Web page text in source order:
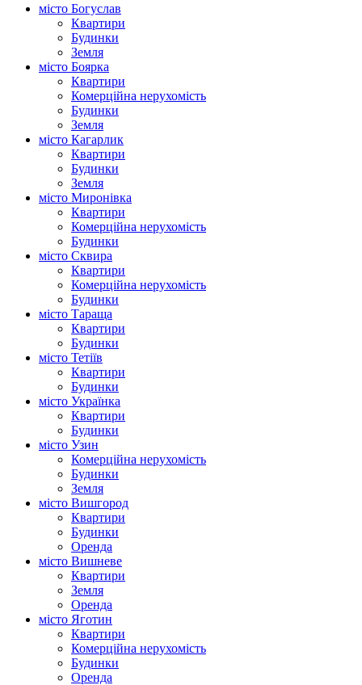
місто Богуслав
Квартири
Будинки
Земля
місто Боярка
Квартири
Комерційна нерухомість
Будинки
Земля
місто Кагарлик
Квартири
Будинки
Земля
місто Миронівка
Квартири
Комерційна нерухомість
Будинки
місто Сквира
Квартири
Комерційна нерухомість
Будинки
місто Тараща
Квартири
Будинки
місто Тетіїв
Квартири
Будинки
місто Українка
Квартири
Будинки
місто Узин
Комерційна нерухомість
Будинки
Земля
місто Вишгород
Квартири
Будинки
Оренда
місто Вишневе
Квартири
Земля
Оренда
місто Яготин
Квартири
Комерційна нерухомість
Будинки
Оренда